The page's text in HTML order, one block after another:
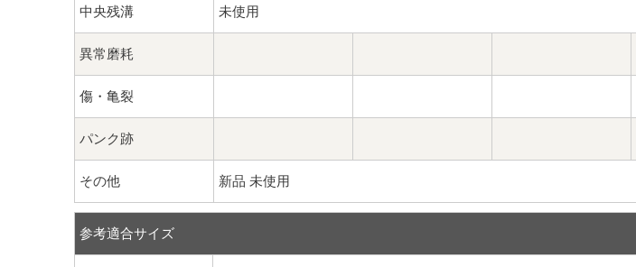
中央残溝 未使用
異常磨耗
傷・亀裂
パンク跡
その他 新品 未使用
参考適合サイズ